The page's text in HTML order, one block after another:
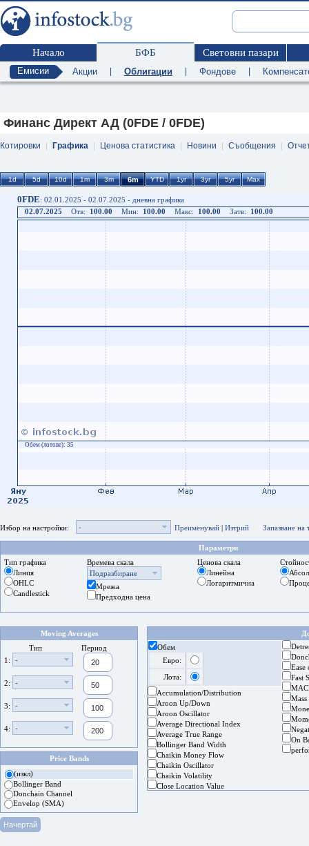
Начало БФБ Световни пазари
Емисии Акции Облигации Фондове
Финанс Директ АД (0FDE / 0FDE)
Котировки Графика Ценова статистика Новини Съобщения
0FDE: 02.01.2025 - 02.07.2025 - дневна графика
02.07.2025
Отв: 100.00 Мин: 100.00 Макс: 100.00 Затв: 100.00
Обем (лотове): 35
Избор на настройки: - Преименувай | Изтрий Запазване на
Параметри
Тип графика
Линия
OHLC
Candlestick
Времева скала
Подразбиране
Мрежа
Предходна цена
Ценова скала
Линейна
Логаритмична
Moving Averages
Тип
Период
1:
-
2: -
3: -
4: -
Price Bands
(изкл)
Bollinger Band
Donchain Channel
Envelop (SMA)
Обем
Евро:
Лота:
Accumulation/Distribution
Aroon Up/Down
Aroon Oscillator
Average Directional Index
Average True Range
Bollinger Band Width
Chaikin Money Flow
Chaikin Oscillator
Chaikin Volatility
Close Location Value
Ease
Fast
On